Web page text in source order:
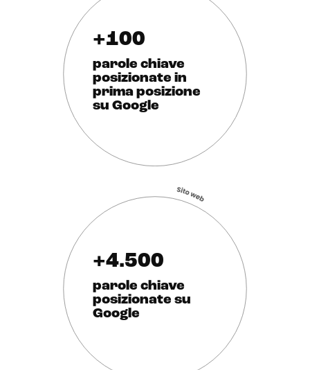
+100
parole chiave
posizionate in
prima posizione
su Google
+4.500
parole chiave
posizionate su
Google